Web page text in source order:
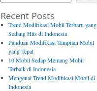
Recent Posts
Trend Modifikasi Mobil Terbaru yang
Sedang Hits di Indonesia
Panduan Modifikasi Tampilan Mobil
yang Tepat
10 Mobil Sedap Memang Mobil
Terbaik di Indonesia
Mengenal Trend Modifikasi Mobil di
Indonesia